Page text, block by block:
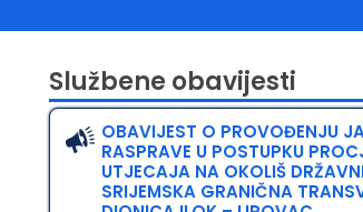
Službene obavijesti
OBAVIJEST O PROVOĐENJU
RASPRAVE U POSTUPKU
UTJECAJA NA OKOLIŠ
SRIJEMSKA GRANIČNA